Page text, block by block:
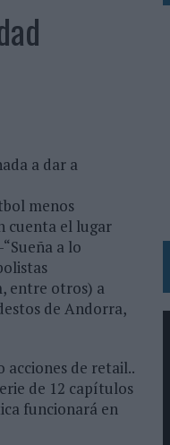
UTILIZADO
DE LA MISMA
a dar a
menos
cuenta el lugar
a lo
entre otros) a
de Andorra,
acciones de retail..
de 12 capítulos
funcionará en